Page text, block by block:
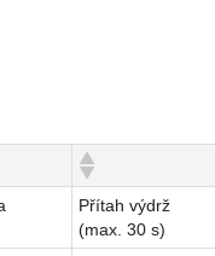
Přítah výdrž
(max. 30 s)